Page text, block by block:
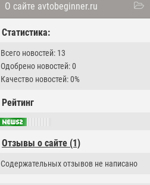
О сайте avtobeginner.ru
Статистика:
Всего новостей: 13
Одобрено новостей: 0
Качество новостей: 0%
Рейтинг
Отзывы о сайте (1)
Содержательных отзывов не написано